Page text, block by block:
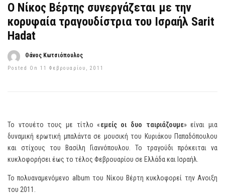
Ο Νίκος Βέρτης συνεργάζεται με την
κορυφαία τραγουδίστρια του Ισραήλ Sarit
Hadat
Θάνος Κωτσιόπουλος
Posted On 11 Φεβρουαρίου, 2011
Το ντουέτο τους με τίτλο «εμείς οι δυο ταιριάζουμε» είναι μια
δυναμική ερωτική μπαλάντα σε μουσική του Κυριάκου Παπαδόπουλου
και στίχους του Βασίλη Γιαννόπουλου. Το τραγούδι πρόκειται να
κυκλοφορήσει έως το τέλος Φεβρουαρίου σε Ελλάδα και Ισραήλ.
Το πολυαναμενόμενο album του Νίκου Βέρτη κυκλοφορεί την Ανοιξη
του 2011.